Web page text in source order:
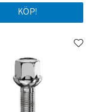
KÖP!